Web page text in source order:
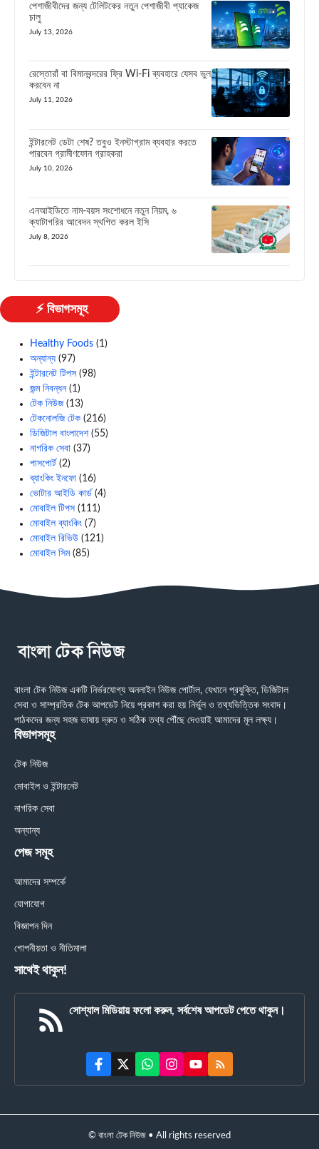
পেশাজীবীদের জন্য টেলিটকের নতুন পেশাজীবী প্যাকেজ
চালু
July 13, 2026
রেস্তোরাঁ বা বিমানবন্দরের ফ্রি Wi-Fi ব্যবহারে যেসব ভুল
করবেন না
July 11, 2026
ইন্টারনেট ডেটা শেষ? তবুও ইনস্টাগ্রাম ব্যবহার করতে
পারবেন গ্রামীণফোন গ্রাহকরা
July 10, 2026
এনআইডিতে নাম-বয়স সংশোধনে নতুন নিয়ম, ৬
ক্যাটাগরির আবেদন স্থগিত করল ইসি
July 8, 2026
⚡ বিভাগসমূহ
Healthy Foods (1)
অন্যান্য (97)
ইন্টারনেট টিপস (98)
জন্ম নিবন্ধন(1)
টেক নিউজ(13)
টেকনোলজি টেক (216)
ডিজিটাল বাংলাদেশ(55)
নাগরিক সেবা (37)
পাসপোর্ট (2)
ব্যাংকিং ইনফো (16)
ভোটার আইডি কার্ড (4)
মোবাইল টিপস (111)
মোবাইল ব্যাংকিং (7)
মোবাইল রিভিউ (121)
মোবাইল সিম(85)
বাংলা টেক নিউজ একটি নির্ভরযোগ্য অনলাইন নিউজ পোর্টাল, যেখানে প্রযুক্তি, ডিজিটাল
সেবা ও সাম্প্রতিক টেক আপডেট নিয়ে প্রকাশ করা হয় নির্ভুল ও তথ্যভিত্তিক সংবাদ।
পাঠকদের জন্য সহজ ভাষায় দ্রুত ও সঠিক তথ্য পৌঁছে দেওয়াই আমাদের মূল লক্ষ্য।
বিভাগসমূহ
টেক নিউজ
মোবাইল ও ইন্টারনেট
নাগরিক সেবা
অন্যান্য
পেজ সমূহ
আমাদের সম্পর্কে
যোগাযোগ
বিজ্ঞাপন দিন
গোপনীয়তা ও নীতিমালা
সাথেই থাকুন!
সোশ্যাল মিডিয়ায় ফলো করুন, সর্বশেষ আপডেট পেতে থাকুন।
© বাংলা টেক নিউজ • All rights reserved